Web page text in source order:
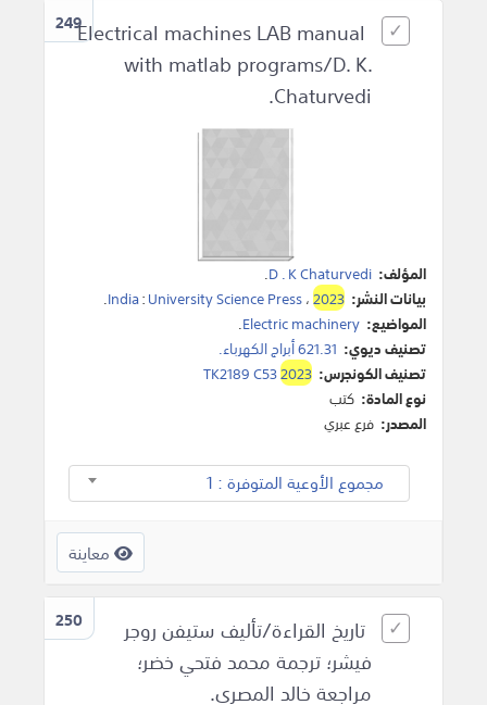
249Electrical machines LAB manual
with matlab programs/D. K.
Chaturvedi.
المؤلف: D . K Chaturvedi
.
بيانات النشر:
India:University Science Press،2023
.
المواضيع: Electric machinery
.
تصنيف ديوي: 621.31 أبراج الكهرباء.
تصنيف الكونجرس:
TK2189 C532023
نوع المادة: كتب
المصدر: فرع عبري
مجموع الأوعية المتوفرة : 1
معاينة
250
تاريخ القراءة/تأليف ستيفن روجر
فيشر؛ ترجمة محمد فتحي خضر؛
مراجعة خالد المصري.